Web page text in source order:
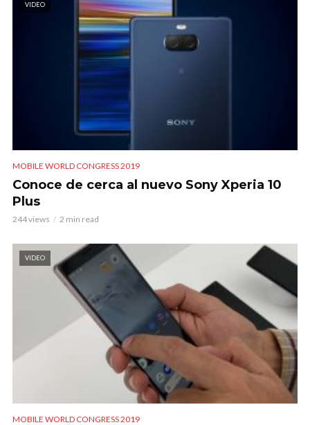
VIDEO
MOBILE WORLD CONGRESS 2019
Conoce de cerca al nuevo Sony Xperia 10
Plus
244 views 2 min read
VIDEO
MOBILE WORLD CONGRESS 2019